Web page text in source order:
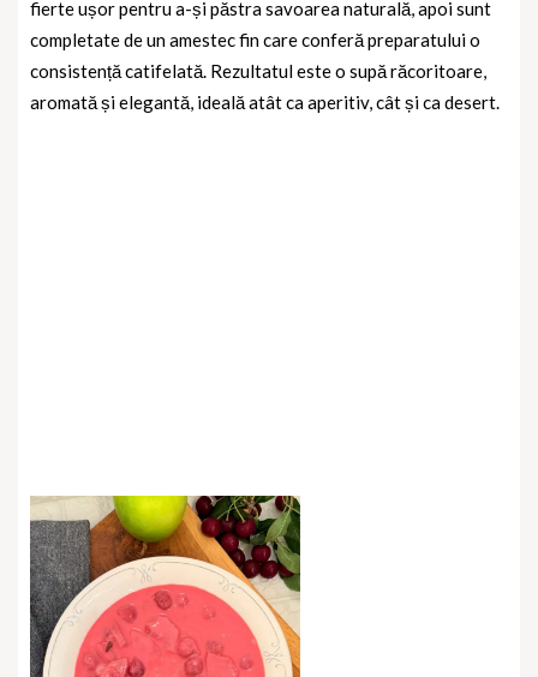
fierte ușor pentru a-și păstra savoarea naturală, apoi sunt
completate de un amestec fin care conferă preparatului o
consistență catifelată. Rezultatul este o supă răcoritoare,
aromată și elegantă, ideală atât ca aperitiv, cât și ca desert.